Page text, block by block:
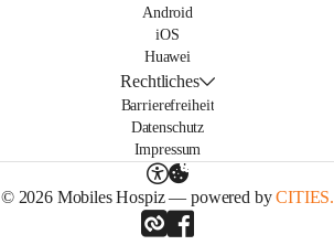
Android
iOS
Huawei
Rechtliches
Barrierefreiheit
Datenschutz
Impressum
© 2026 Mobiles Hospiz — powered byCITIES.